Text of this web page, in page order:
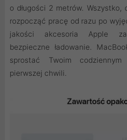
o długości 2 metrów.
rozpocząć pracę od razu po
jakości akcesoria Apple
bezpieczne ładowanie.
sprostać Twoim
pierwszej chwili.